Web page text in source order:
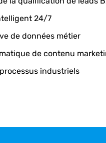
24/7
de données métier
de contenu
industriels